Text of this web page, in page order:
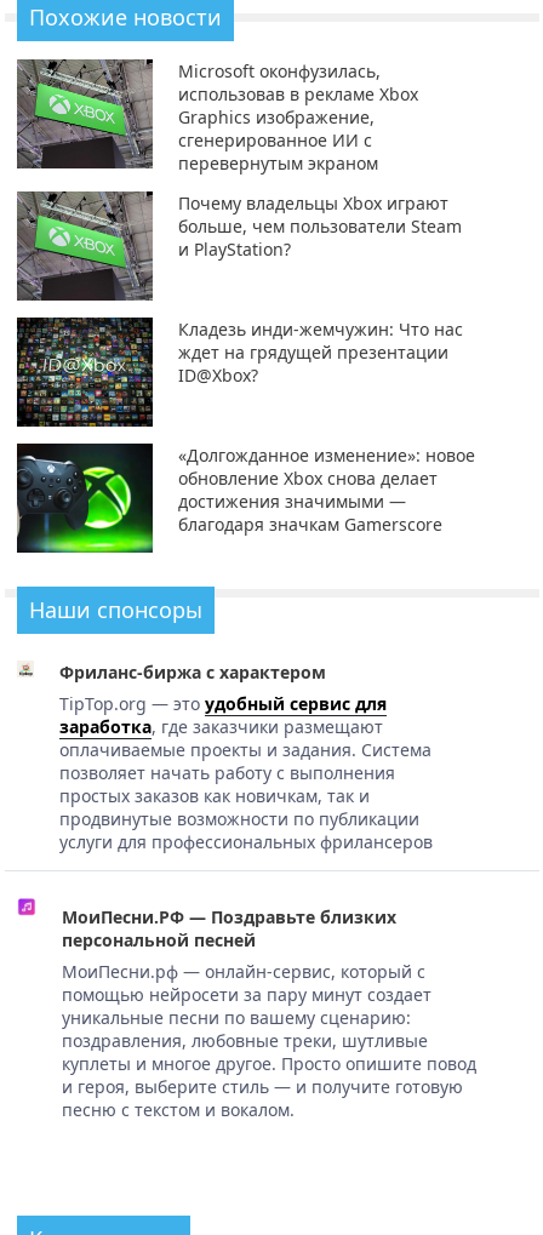
Похожие новости
Microsoft оконфузилась,
использовав в рекламе Xbox
Graphics изображение,
сгенерированное ИИ с
перевернутым экраном
Почему владельцы Xbox играют
больше, чем пользователи Steam
и PlayStation?
Кладезь инди-жемчужин: Что нас
ждет на грядущей презентации
ID@Xbox?
«Долгожданное изменение»: новое
обновление Xbox снова делает
достижения значимыми —
благодаря значкам Gamerscore
Наши спонсоры
Фриланс-биржа с характером
TipTop.org — это удобный сервис для
заработка, где заказчики размещают
оплачиваемые проекты и задания. Система
позволяет начать работу с выполнения
простых заказов как новичкам, так и
продвинутые возможности по публикации
услуги для профессиональных фрилансеров
МоиПесни.РФ — Поздравьте близких
персональной песней
МоиПесни.рф — онлайн-сервис, который с
помощью нейросети за пару минут создает
уникальные песни по вашему сценарию:
поздравления, любовные треки, шутливые
куплеты и многое другое. Просто опишите повод
и героя, выберите стиль — и получите готовую
песню с текстом и вокалом.